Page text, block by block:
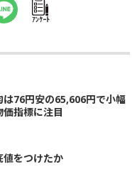
ｱﾝｹｰﾄ
は76円安の65,606円で小幅
指標に注目
値をつけたか